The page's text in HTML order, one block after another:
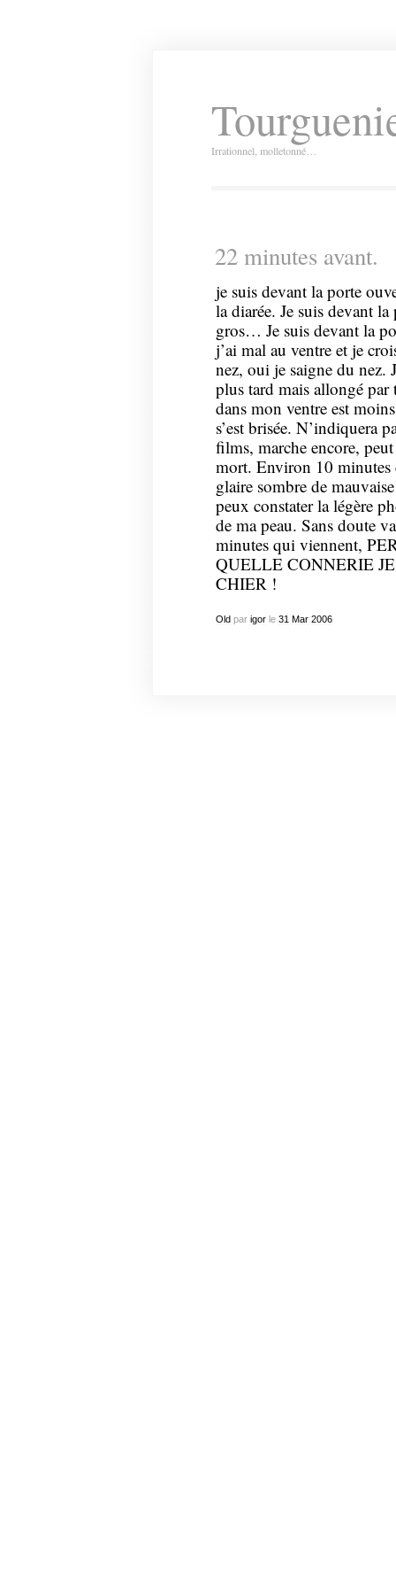
Irrationnel, molletonné…
22 minutes avant.
je suis devant la porte
la diarée. Je suis devant
gros… Je suis devant la
j’ai mal au ventre et je
nez, oui je saigne du nez.
plus tard mais allongé
dans mon ventre est
s’est brisée. N’indiquera
films, marche encore,
mort. Environ 10 minutes
glaire sombre de
peux constater la légère
de ma peau. Sans doute
minutes qui viennent,
QUELLE CONNERIE
CHIER !
Oldpar igorle 31 Mar 2006